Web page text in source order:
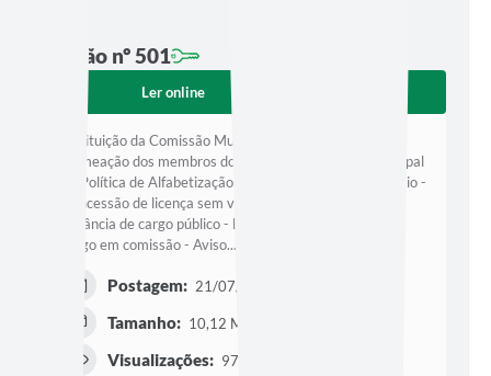
Edição nº 501
Ler online
Instituição da Comissão Municipal de Alfabetização -
Nomeação dos membros do Comitê Estratégico Municipal
da Política de Alfabetização - Concessão de férias prêmio -
Concessão de licença sem vencimento - Declaração de
vacância de cargo público - Exoneração de servidor em
cargo em comissão - Aviso...
Postagem: 21/07/2026 às 12h07
Tamanho: 10,12 MB | 45 páginas
Visualizações: 97